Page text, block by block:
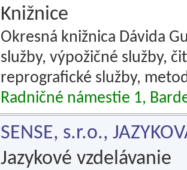
Knižnice
Okresná knižnica Dávida
služby, výpožičné služby,
reprografické služby,
Radničné námestie 1,
SENSE, s.r.o.,
Jazykové vzdelávanie